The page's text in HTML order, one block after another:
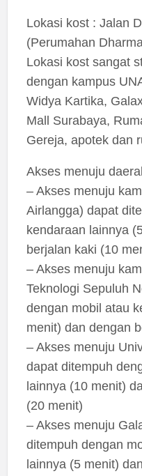
Lokasi kost : Jalan
(Perumahan
Lokasi kost sangat
dengan kampus
Widya Kartika,
Mall Surabaya,
Gereja, apotek dan
Akses menuju
– Akses menuju
Airlangga) dapat
kendaraan lainnya
berjalan kaki (10
– Akses menuju
Teknologi Sepuluh
dengan mobil atau
menit) dan dengan
– Akses menuju
dapat ditempuh
lainnya (10 menit)
(20 menit)
– Akses menuju
ditempuh dengan
lainnya (5 menit)